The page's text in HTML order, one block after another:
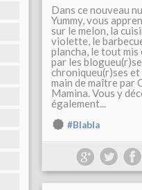
Dans ce nouveau
Yummy, vous
sur le melon, la
violette, le
plancha, le tout mis
par les
chroniqueu(r)ses et
main de maître par
Mamina. Vous y
également...
#Blabla